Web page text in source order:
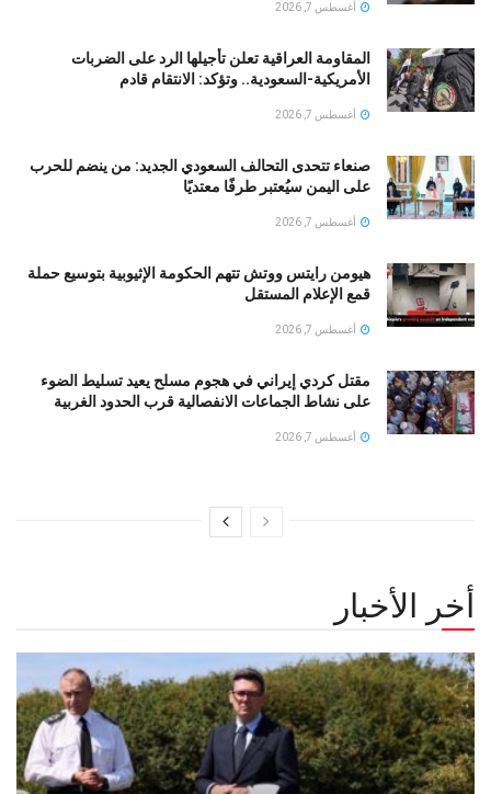
أغسطس 7, 2026
المقاومة العراقية تعلن تأجيلها الرد على الضربات
الأمريكية-السعودية.. وتؤكد: الانتقام قادم
أغسطس 7, 2026
صنعاء تتحدى التحالف السعودي الجديد: من ينضم للحرب
على اليمن سيُعتبر طرفًا معتديًا
أغسطس 7, 2026
هيومن رايتس ووتش تتهم الحكومة الإثيوبية بتوسيع حملة
قمع الإعلام المستقل
أغسطس 7, 2026
مقتل كردي إيراني في هجوم مسلح يعيد تسليط الضوء
على نشاط الجماعات الانفصالية قرب الحدود الغربية
أغسطس 7, 2026
أخر الأخبار